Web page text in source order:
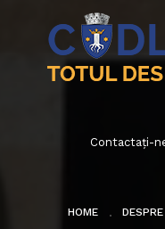
Contactați-
HOME